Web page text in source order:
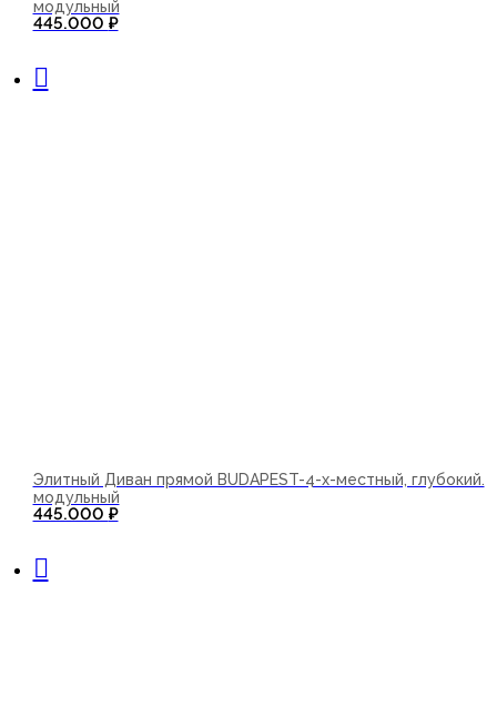
модульный
445.000 ₽
Элитный Диван прямой BUDAPEST-4-х-местный, глубокий.
модульный
445.000 ₽